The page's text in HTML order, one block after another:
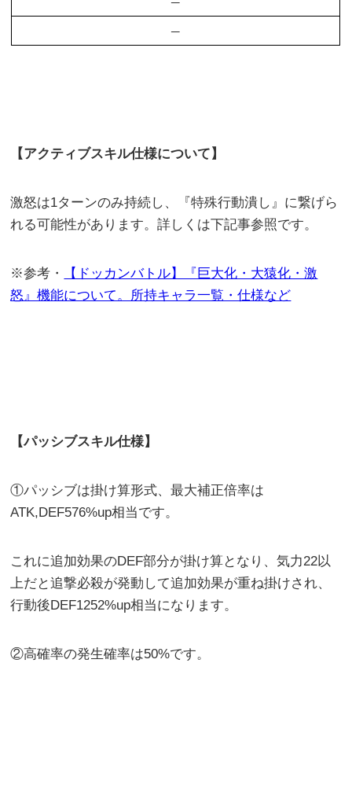
–
【アクティブスキル仕様について】
激怒は1ターンのみ持続し、『特殊行動潰し』に繋げら
れる可能性があります。詳しくは下記事参照です。
※参考・
【ドッカンバトル】『巨大化・大猿化・激
怒』機能について。所持キャラ一覧・仕様など
【パッシブスキル仕様】
①パッシブは掛け算形式、最大補正倍率は
ATK,DEF576%up相当です。
これに追加効果のDEF部分が掛け算となり、気力22以
上だと追撃必殺が発動して追加効果が重ね掛けされ、
行動後DEF1252%up相当になります。
②高確率の発生確率は50%です。